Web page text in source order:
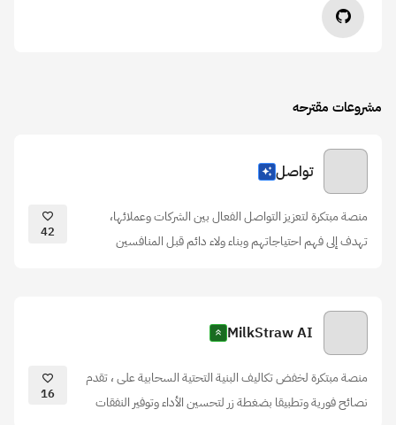
مشروعات مقترحه
تواصل
منصة مبتكرة لتعزيز التواصل الفعال بين الشركات وعملائها،
تهدف إلى فهم احتياجاتهم وبناء ولاء دائم قبل المنافسين
42
MilkStraw AI
منصة مبتكرة لخفض تكاليف البنية التحتية السحابية على ، تقدم
نصائح فورية وتطبيقا بضغطة زر لتحسين الأداء وتوفير النفقات
16